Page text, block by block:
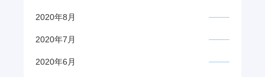
2020年8月
2020年7月
2020年6月